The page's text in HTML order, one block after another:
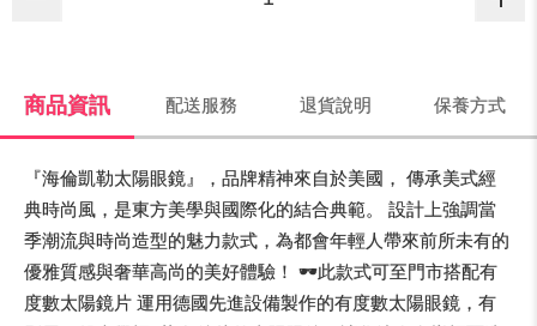
商品資訊 配送服務 退貨說明 保養方式
『海倫凱勒太陽眼鏡』，品牌精神來自於美國， 傳承美式經
典時尚風，是東方美學與國際化的結合典範。 設計上強調當
季潮流與時尚造型的魅力款式，為都會年輕人帶來前所未有的
優雅質感與奢華高尚的美好體驗！ 🕶️此款式可至門市搭配有
度數太陽鏡片 運用德國先進設備製作的有度數太陽眼鏡，有